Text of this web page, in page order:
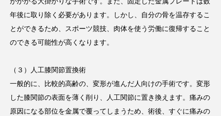
年後に取り除く必要があります。しかし、自分の骨を温存するこ
とができるため、スポーツ競技、肉体を使う労働に復帰すること
のできる可能性が高くなります。
（３）人工膝関節置換術
一般的に、比較的高齢の、変形が進んだ人向けの手術です。変形
した膝関節の表面を薄く削り、人工関節に置き換えます。痛みの
原因になる部位を金属で覆ってしまうため、術後、すぐに痛みの